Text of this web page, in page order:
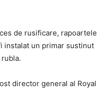
de rusificare, rapoartele
instalat un primar sustinut
director general al Royal